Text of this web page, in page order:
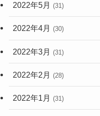
2022年5月 (31)
2022年4月 (30)
2022年3月 (31)
2022年2月 (28)
2022年1月 (31)